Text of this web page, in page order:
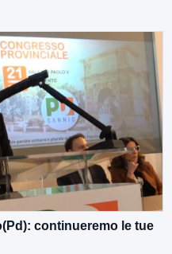
continueremo le tue